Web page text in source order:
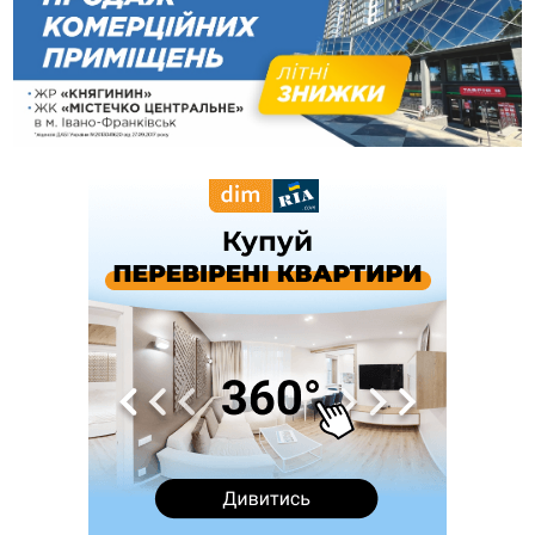
качки та риба
11:18
Майстра лісу з Верховинщини оштрафували на 600 тисяч за
переправлення чоловіків до Румунії
10:49
На Прикарпатті через негоду сталися аварійні вимкнення
світла
За змову на тендері для Долинської лікарні двох
Яремчанський суд виніс вирок чоловіку, який у Буковелі
вкрав із супермаркету пляшку віскі за 8,5 тисяч
В урочищі біля Галича археологи відкопали давньоруську
вагову гирку XII–XIII століть
У Франківську медики провели серію складних операцій
на аорті
07 Серпня
У Богородчанах на "зебрі" водій Audi наїхав на
хлопчика з велосипедом
Загальна площа всіх книгарень України - трохи більше ніж 6
футбольних полів
На "зебрі" у Франківську два мотоциклісти збили жінку